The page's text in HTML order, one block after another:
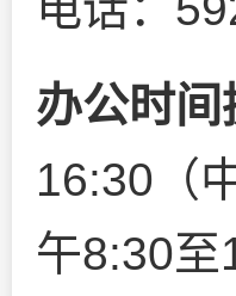
办公时间
16:30（
午8:30至